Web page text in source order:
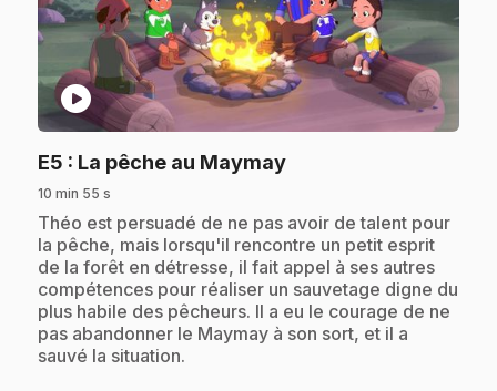
play_circle
E5 : La pêche au Maymay.
10 min 55 s
.Théo est persuadé de ne pas avoir de talent pour
la pêche, mais lorsqu'il rencontre un petit esprit
de la forêt en détresse, il fait appel à ses autres
compétences pour réaliser un sauvetage digne du
plus habile des pêcheurs. Il a eu le courage de ne
pas abandonner le Maymay à son sort, et il a
sauvé la situation.